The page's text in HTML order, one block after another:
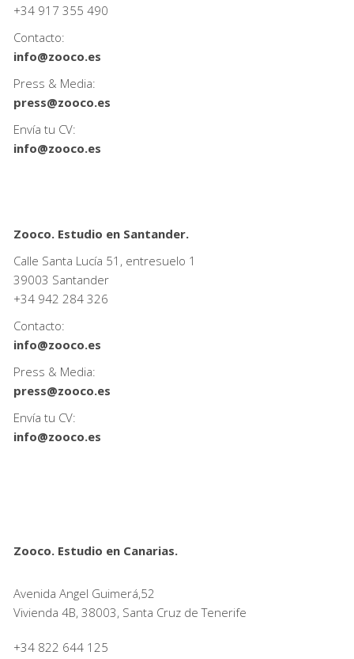
+34 917 355 490
Contacto:
info@zooco.es
Press & Media:
press@zooco.es
Envía tu CV:
info@zooco.es
Zooco. Estudio en Santander.
Calle Santa Lucía 51, entresuelo 1
39003 Santander
+34 942 284 326
Contacto:
info@zooco.es
Press & Media:
press@zooco.es
Envía tu CV:
info@zooco.es
Zooco. Estudio en Canarias.
Avenida Angel Guimerá,52
Vivienda 4B, 38003, Santa Cruz de Tenerife
+34 822 644 125